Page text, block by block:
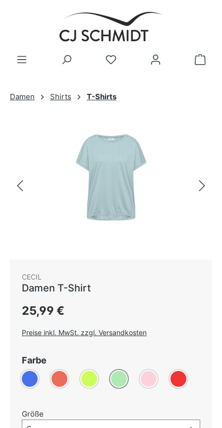
Zum Hauptinhalt springen
Damen Shirts T-Shirts
CECIL
Damen T-Shirt
Regulärer Preis:
25,99 €
Preise inkl. MwSt. zzgl. Versandkosten
Farbe
Blau Koralle Limone
(Diese Option ist zurzeit nicht verfügbar.)
Mint Rosa
(Diese Option ist zurzeit
Rot
Größe